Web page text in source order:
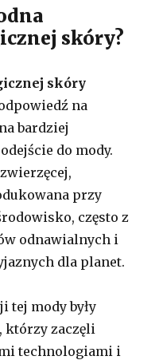
skóry?
skóry
na
bardziej
do mody.
przy
często z
odnawialnych i
dla planet.
tej mody były
zaczęli
technologiami i